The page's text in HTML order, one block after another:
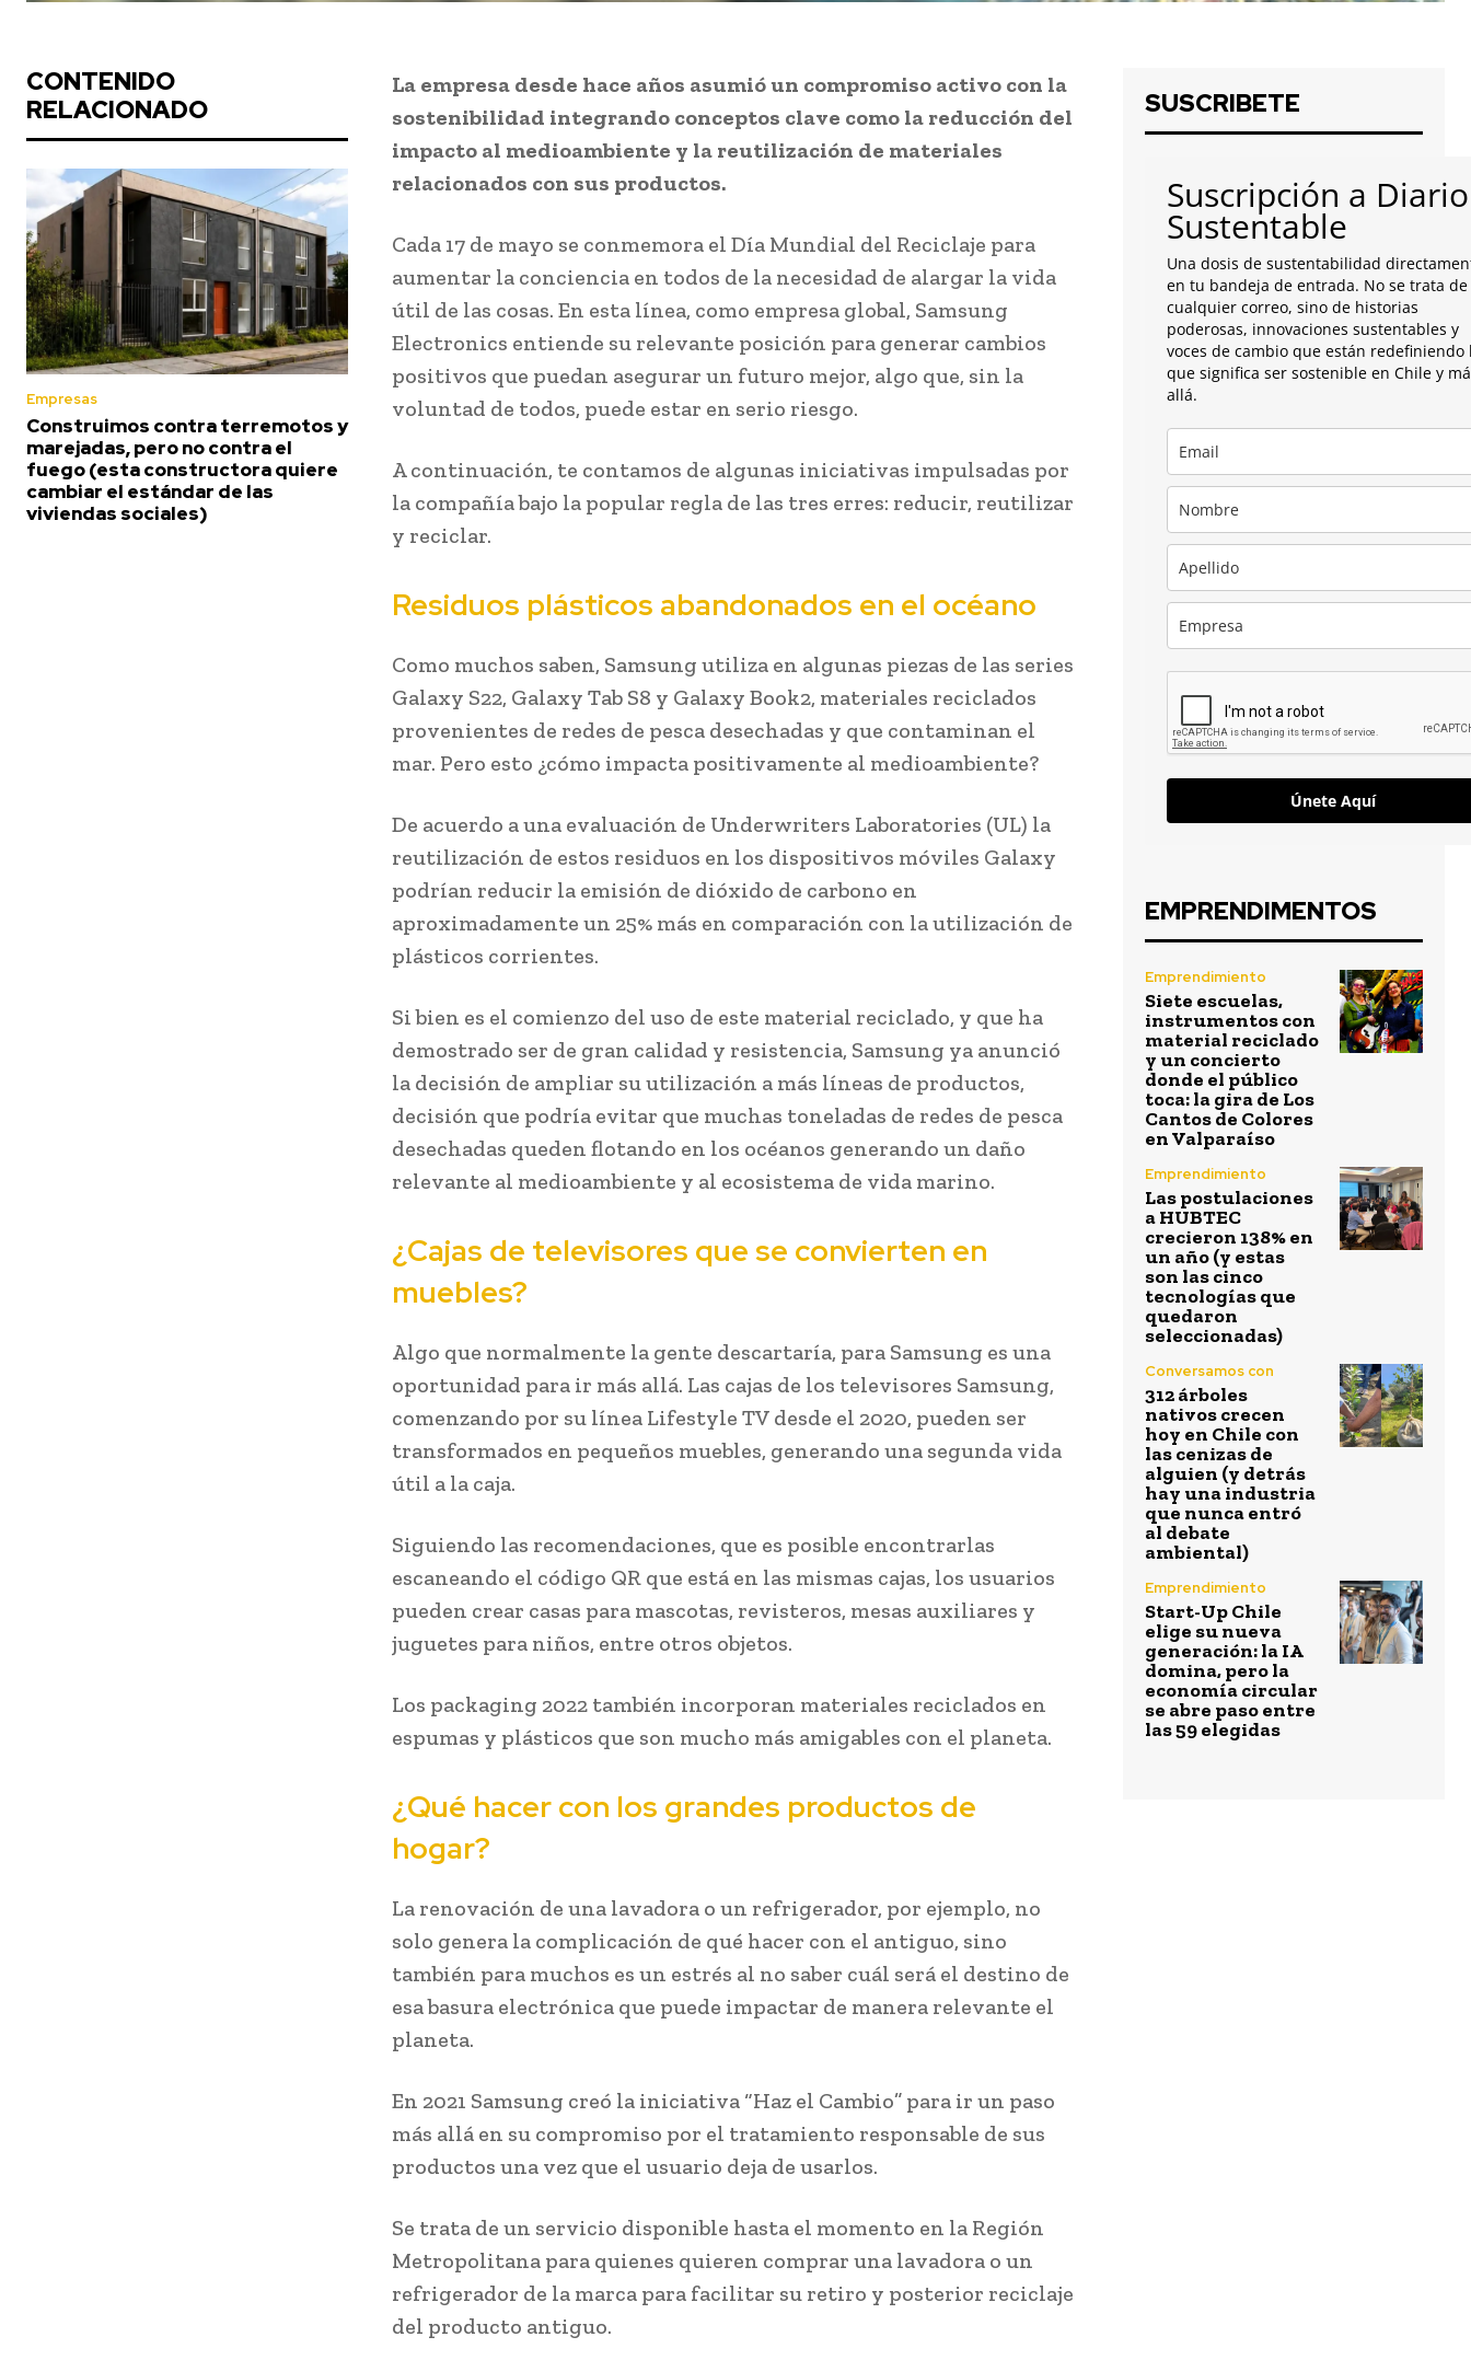
CONTENIDO
RELACIONADO
Empresas
Construimos contra terremotos y
marejadas, pero no contra el
fuego (esta constructora quiere
cambiar el estándar de las
viviendas sociales)
La empresa desde hace años asumió un compromiso activo con la
sostenibilidad integrando conceptos clave como la reducción del
impacto al medioambiente y la reutilización de materiales
relacionados con sus productos.
Cada 17 de mayo se conmemora el Día Mundial del Reciclaje para
aumentar la conciencia en todos de la necesidad de alargar la vida
útil de las cosas. En esta línea, como empresa global, Samsung
Electronics entiende su relevante posición para generar cambios
positivos que puedan asegurar un futuro mejor, algo que, sin la
voluntad de todos, puede estar en serio riesgo.
A continuación, te contamos de algunas iniciativas impulsadas por
la compañía bajo la popular regla de las tres erres: reducir, reutilizar
y reciclar.
Residuos plásticos abandonados en el océano
Como muchos saben, Samsung utiliza en algunas piezas de las series
Galaxy S22, Galaxy Tab S8 y Galaxy Book2, materiales reciclados
provenientes de redes de pesca desechadas y que contaminan el
mar. Pero esto ¿cómo impacta positivamente al medioambiente?
De acuerdo a una evaluación de Underwriters Laboratories (UL) la
reutilización de estos residuos en los dispositivos móviles Galaxy
podrían reducir la emisión de dióxido de carbono en
aproximadamente un 25% más en comparación con la utilización de
plásticos corrientes.
Si bien es el comienzo del uso de este material reciclado, y que ha
demostrado ser de gran calidad y resistencia, Samsung ya anunció
la decisión de ampliar su utilización a más líneas de productos,
decisión que podría evitar que muchas toneladas de redes de pesca
desechadas queden flotando en los océanos generando un daño
relevante al medioambiente y al ecosistema de vida marino.
¿Cajas de televisores que se convierten en
muebles?
Algo que normalmente la gente descartaría, para Samsung es una
oportunidad para ir más allá. Las cajas de los televisores Samsung,
comenzando por su línea Lifestyle TV desde el 2020, pueden ser
transformados en pequeños muebles, generando una segunda vida
útil a la caja.
Siguiendo las recomendaciones, que es posible encontrarlas
escaneando el código QR que está en las mismas cajas, los usuarios
pueden crear casas para mascotas, revisteros, mesas auxiliares y
juguetes para niños, entre otros objetos.
Los packaging 2022 también incorporan materiales reciclados en
espumas y plásticos que son mucho más amigables con el planeta.
¿Qué hacer con los grandes productos de
hogar?
La renovación de una lavadora o un refrigerador, por ejemplo, no
solo genera la complicación de qué hacer con el antiguo, sino
también para muchos es un estrés al no saber cuál será el destino de
esa basura electrónica que puede impactar de manera relevante el
planeta.
En 2021 Samsung creó la iniciativa “Haz el Cambio” para ir un paso
más allá en su compromiso por el tratamiento responsable de sus
productos una vez que el usuario deja de usarlos.
Se trata de un servicio disponible hasta el momento en la Región
Metropolitana para quienes quieren comprar una lavadora o un
refrigerador de la marca para facilitar su retiro y posterior reciclaje
del producto antiguo.
SUSCRIBETE
Suscripción a Diario
Sustentable
Una dosis de sustentabilidad
en tu bandeja de entrada. No se trata de
cualquier correo, sino de historias
poderosas, innovaciones sustentables y
voces de cambio que están redefiniendo
que significa ser sostenible en Chile y
allá.
Únete Aquí
EMPRENDIMENTOS
Emprendimiento
Siete escuelas,
instrumentos con
material reciclado
y un concierto
donde el público
toca: la gira de Los
Cantos de Colores
en Valparaíso
Emprendimiento
Las postulaciones
a HUBTEC
crecieron 138% en
un año (y estas
son las cinco
tecnologías que
quedaron
seleccionadas)
Conversamos con
312 árboles
nativos crecen
hoy en Chile con
las cenizas de
alguien (y detrás
hay una industria
que nunca entró
al debate
ambiental)
Emprendimiento
Start-Up Chile
elige su nueva
generación: la IA
domina, pero la
economía circular
se abre paso entre
las 59 elegidas